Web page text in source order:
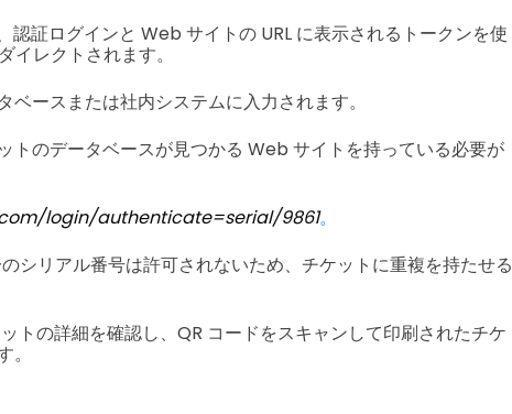
認証ログインと Web サイトの URL に表示されるトークンを使
イレクトされます。
ースまたは社内システムに入力されます。
トのデータベースが見つかる Web サイトを持っている必要が
login/authenticate=serial/9861。
シリアル番号は許可されないため、チケットに重複を持たせる
トの詳細を確認し、QR コードをスキャンして印刷されたチケ